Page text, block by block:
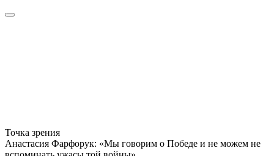
Точка зрения
Анастасия Фарфорук: «Мы говорим о Победе и не можем не